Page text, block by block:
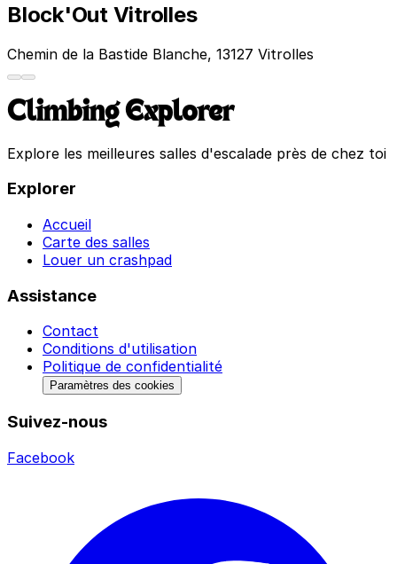
Block'Out Vitrolles
Chemin de la Bastide Blanche, 13127 Vitrolles
Climbing Explorer
Explore les meilleures salles d'escalade près de chez toi
Explorer
Accueil
Carte des salles
Louer un crashpad
Assistance
Contact
Conditions d'utilisation
Politique de confidentialité
Paramètres des cookies
Suivez-nous
Facebook